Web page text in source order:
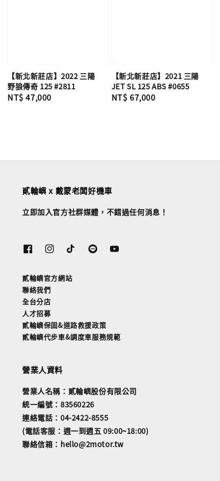
【新北新莊店】2022 三陽
野狼傳奇 125 #2811
Regular
NT$ 47,000
【新北新莊店】2021 三陽
JET SL 125 ABS #0655
Regular
NT$ 67,000
貳輪嶼 x 戴蒙老闆好機車
立即加入官方社群媒體，不錯過任何消息！
貳輪嶼官方網站
聯絡我們
全台分店
人才招募
貳輪嶼保固&道路救援政策
貳輪嶼代步車&調度車服務規範
營業人資料
營業人名稱：貳輪嶼股份有限公司
統一編號：83560226
連絡電話：04-2422-8555
(電話客服：週一到週五 09:00~18:00)
聯絡信箱：hello@2motor.tw